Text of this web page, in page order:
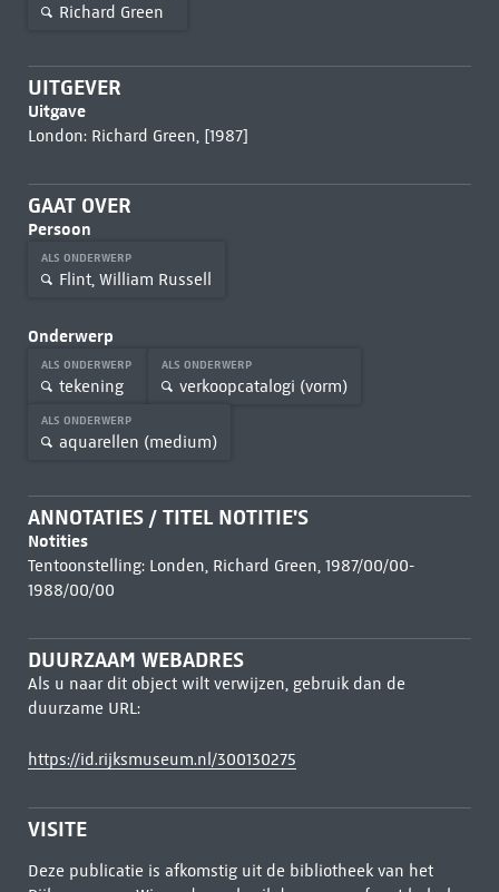
Richard Green
UITGEVER
Uitgave
London: Richard Green, [1987]
GAAT OVER
Persoon
ALS ONDERWERP
Flint, William Russell
Onderwerp
ALS ONDERWERP
tekening
ALS ONDERWERP
verkoopcatalogi (vorm)
ALS ONDERWERP
aquarellen (medium)
ANNOTATIES / TITEL NOTITIE'S
Notities
Tentoonstelling: Londen, Richard Green, 1987/00/00-
1988/00/00
DUURZAAM WEBADRES
Als u naar dit object wilt verwijzen, gebruik dan de
duurzame URL:
https://id.rijksmuseum.nl/300130275
VISITE
Deze publicatie is afkomstig uit de bibliotheek van het